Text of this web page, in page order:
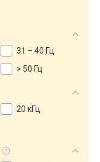
31 – 40 Гц
> 50 Гц
20 кГц